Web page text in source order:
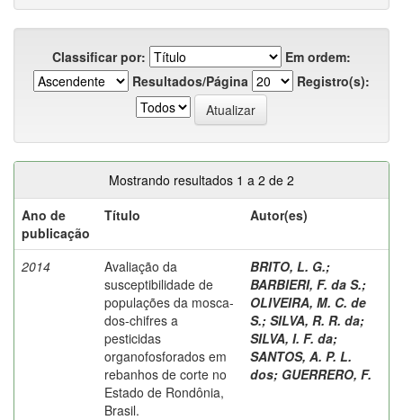
Classificar por:
Em ordem:
Resultados/Página
Registro(s):
Mostrando resultados 1 a 2 de 2
Ano de
publicação
Título Autor(es)
2014
Avaliação da
susceptibilidade de
populações da mosca-
dos-chifres a
pesticidas
organofosforados em
rebanhos de corte no
Estado de Rondônia,
Brasil.
BRITO, L. G.;
BARBIERI, F. da S.;
OLIVEIRA, M. C. de
S.; SILVA, R. R. da;
SILVA, I. F. da;
SANTOS, A. P. L.
dos; GUERRERO, F.